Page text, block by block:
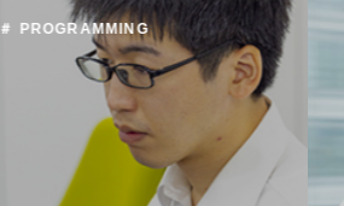
＃ PROGRAMMING